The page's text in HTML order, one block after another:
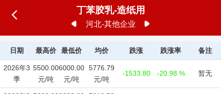
丁苯胶乳-造纸用
河北-其他企业
日期 最高价 最低价 均价 跌涨 跌涨率 备注
2026年3
季
5500.00
元/吨
6000.00
元/吨
5776.79
元/吨
-1533.80 -20.98 % 暂无